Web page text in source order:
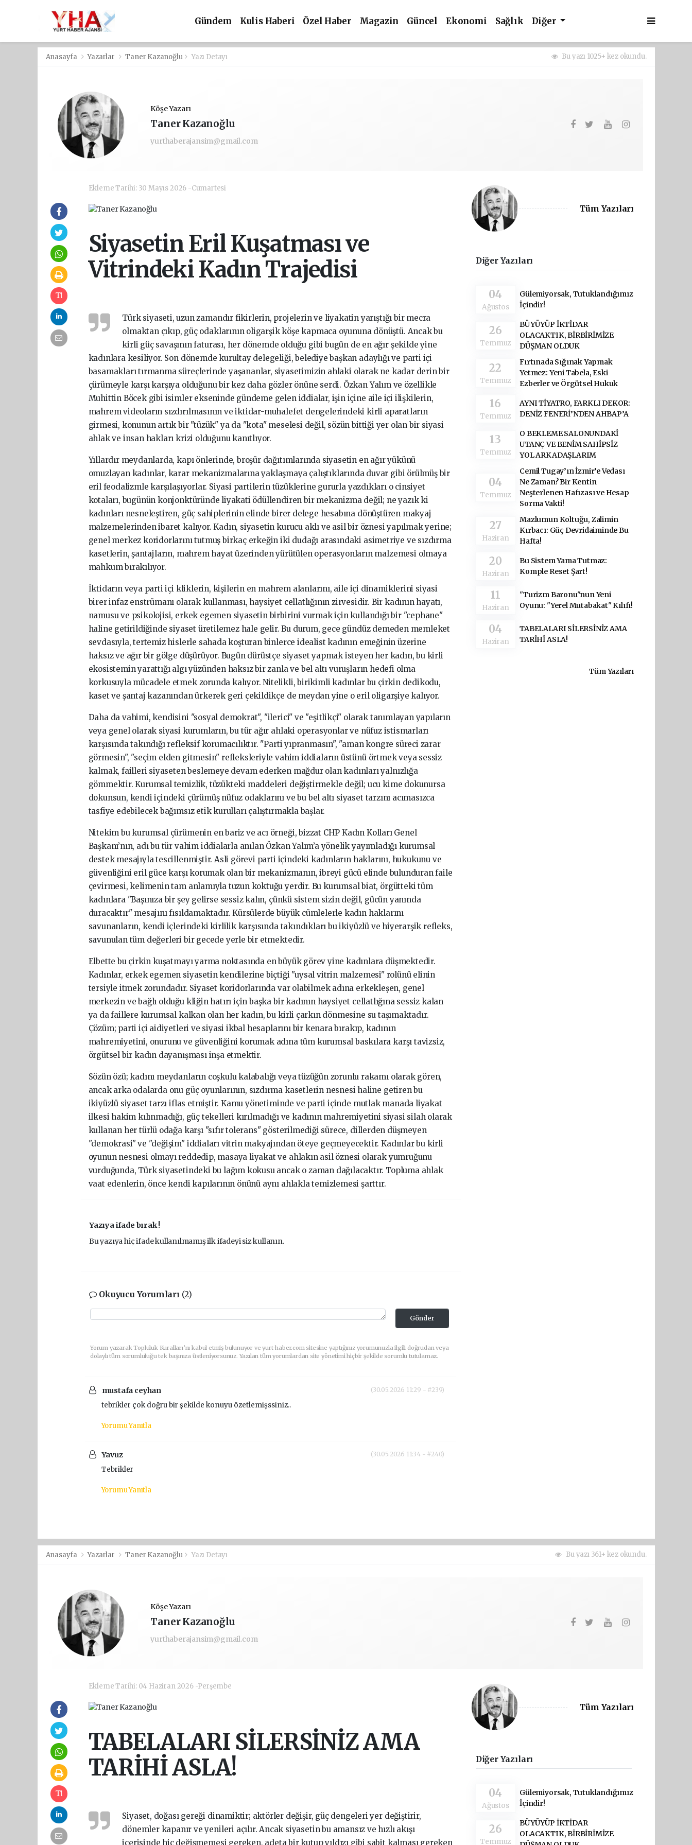
Gündem Kulis Haberi Özel Haber Magazin Güncel Ekonomi Sağlık Diğer
Anasayfa Yazarlar Taner Kazanoğlu Yazı Detayı Bu yazı 1025+ kez okundu.
Köşe Yazarı
Taner Kazanoğlu
yurthaberajansim@gmail.com
Ekleme Tarihi: 30 Mayıs 2026 -Cumartesi
Siyasetin Eril Kuşatması ve
Vitrindeki Kadın Trajedisi
Türk siyaseti, uzun zamandır fikirlerin, projelerin ve liyakatin yarıştığı bir mecra
olmaktan çıkıp, güç odaklarının oligarşik köşe kapmaca oyununa dönüştü. Ancak bu
kirli güç savaşının faturası, her dönemde olduğu gibi bugün de en ağır şekilde yine
kadınlara kesiliyor. Son dönemde kurultay delegeliği, belediye başkan adaylığı ve parti içi
basamakları tırmanma süreçlerinde yaşananlar, siyasetimizin ahlaki olarak ne kadar derin bir
çürümeyle karşı karşıya olduğunu bir kez daha gözler önüne serdi. Özkan Yalım ve özellikle
Muhittin Böcek gibi isimler ekseninde gündeme gelen iddialar, işin içine aile içi ilişkilerin,
mahrem videoların sızdırılmasının ve iktidar-muhalefet dengelerindeki kirli aparatların
girmesi, konunun artık bir "tüzük" ya da "kota" meselesi değil, sözün bittiği yer olan bir siyasi
ahlak ve insan hakları krizi olduğunu kanıtlıyor.
Yıllardır meydanlarda, kapı önlerinde, broşür dağıtımlarında siyasetin en ağır yükünü
omuzlayan kadınlar, karar mekanizmalarına yaklaşmaya çalıştıklarında duvar gibi örülmüş bir
eril feodalizmle karşılaşıyorlar. Siyasi partilerin tüzüklerine gururla yazdıkları o cinsiyet
kotaları, bugünün konjonktüründe liyakati ödüllendiren bir mekanizma değil; ne yazık ki
kadınları nesneleştiren, güç sahiplerinin elinde birer delege hesabına dönüştüren makyaj
malzemelerinden ibaret kalıyor. Kadın, siyasetin kurucu aklı ve asil bir öznesi yapılmak yerine;
genel merkez koridorlarını tutmuş birkaç erkeğin iki dudağı arasındaki asimetriye ve sızdırma
kasetlerin, şantajların, mahrem hayat üzerinden yürütülen operasyonların malzemesi olmaya
mahkum bırakılıyor.
İktidarın veya parti içi kliklerin, kişilerin en mahrem alanlarını, aile içi dinamiklerini siyasi
birer infaz enstrümanı olarak kullanması, haysiyet cellatlığının zirvesidir. Bir kadının hayatı,
namusu ve psikolojisi, erkek egemen siyasetin birbirini vurmak için kullandığı bir "cephane"
haline getirildiğinde siyaset üretilemez hale gelir. Bu durum, gece gündüz demeden memleket
sevdasıyla, tertemiz hislerle sahada koşturan binlerce idealist kadının emeğinin üzerine
haksız ve ağır bir gölge düşürüyor. Bugün dürüstçe siyaset yapmak isteyen her kadın, bu kirli
ekosistemin yarattığı algı yüzünden haksız bir zanla ve bel altı vuruşların hedefi olma
korkusuyla mücadele etmek zorunda kalıyor. Nitelikli, birikimli kadınlar bu çirkin dedikodu,
kaset ve şantaj kazanından ürkerek geri çekildikçe de meydan yine o eril oligarşiye kalıyor.
Daha da vahimi, kendisini "sosyal demokrat", "ilerici" ve "eşitlikçi" olarak tanımlayan yapıların
veya genel olarak siyasi kurumların, bu tür ağır ahlaki operasyonlar ve nüfuz istismarları
karşısında takındığı refleksif korumacılıktır. "Parti yıpranmasın", "aman kongre süreci zarar
görmesin", "seçim elden gitmesin" refleksleriyle vahim iddiaların üstünü örtmek veya sessiz
kalmak, failleri siyaseten beslemeye devam ederken mağdur olan kadınları yalnızlığa
gömmektir. Kurumsal temizlik, tüzükteki maddeleri değiştirmekle değil; ucu kime dokunursa
dokunsun, kendi içindeki çürümüş nüfuz odaklarını ve bu bel altı siyaset tarzını acımasızca
tasfiye edebilecek bağımsız etik kurulları çalıştırmakla başlar.
Nitekim bu kurumsal çürümenin en bariz ve acı örneği, bizzat CHP Kadın Kolları Genel
Başkanı’nın, adı bu tür vahim iddialarla anılan Özkan Yalım’a yönelik yayımladığı kurumsal
destek mesajıyla tescillenmiştir. Asli görevi parti içindeki kadınların haklarını, hukukunu ve
güvenliğini eril güce karşı korumak olan bir mekanizmanın, ibreyi gücü elinde bulunduran faile
çevirmesi, kelimenin tam anlamıyla tuzun koktuğu yerdir. Bu kurumsal biat, örgütteki tüm
kadınlara "Başınıza bir şey gelirse sessiz kalın, çünkü sistem sizin değil, gücün yanında
duracaktır" mesajını fısıldamaktadır. Kürsülerde büyük cümlelerle kadın haklarını
savunanların, kendi içlerindeki kirlilik karşısında takındıkları bu ikiyüzlü ve hiyerarşik refleks,
savunulan tüm değerleri bir gecede yerle bir etmektedir.
Elbette bu çirkin kuşatmayı yarma noktasında en büyük görev yine kadınlara düşmektedir.
Kadınlar, erkek egemen siyasetin kendilerine biçtiği "uysal vitrin malzemesi" rolünü elinin
tersiyle itmek zorundadır. Siyaset koridorlarında var olabilmek adına erkekleşen, genel
merkezin ve bağlı olduğu kliğin hatırı için başka bir kadının haysiyet cellatlığına sessiz kalan
ya da faillere kurumsal kalkan olan her kadın, bu kirli çarkın dönmesine su taşımaktadır.
Çözüm; parti içi aidiyetleri ve siyasi ikbal hesaplarını bir kenara bırakıp, kadının
mahremiyetini, onurunu ve güvenliğini korumak adına tüm kurumsal baskılara karşı tavizsiz,
örgütsel bir kadın dayanışması inşa etmektir.
Sözün özü; kadını meydanların coşkulu kalabalığı veya tüzüğün zorunlu rakamı olarak gören,
ancak arka odalarda onu güç oyunlarının, sızdırma kasetlerin nesnesi haline getiren bu
ikiyüzlü siyaset tarzı iflas etmiştir. Kamu yönetiminde ve parti içinde mutlak manada liyakat
ilkesi hakim kılınmadığı, güç tekelleri kırılmadığı ve kadının mahremiyetini siyasi silah olarak
kullanan her türlü odağa karşı "sıfır tolerans" gösterilmediği sürece, dillerden düşmeyen
"demokrasi" ve "değişim" iddiaları vitrin makyajından öteye geçmeyecektir. Kadınlar bu kirli
oyunun nesnesi olmayı reddedip, masaya liyakat ve ahlakın asil öznesi olarak yumruğunu
vurduğunda, Türk siyasetindeki bu lağım kokusu ancak o zaman dağılacaktır. Topluma ahlak
vaat edenlerin, önce kendi kapılarının önünü aynı ahlakla temizlemesi şarttır.
Yazıya ifade bırak !
Bu yazıya hiç ifade kullanılmamış ilk ifadeyi siz kullanın.
Okuyucu Yorumları (2)
Gönder
Yorum yazarak Topluluk Kuralları’nı kabul etmiş bulunuyor ve yurt-haber.com sitesine yaptığınız yorumunuzla ilgili doğrudan veya
dolaylı tüm sorumluluğu tek başınıza üstleniyorsunuz. Yazılan tüm yorumlardan site yönetimi hiçbir şekilde sorumlu tutulamaz.
mustafa ceyhan (30.05.2026 11:29 - #239)
tebrikler çok doğru bir şekilde konuyu özetlemişssiniz..
Yorumu Yanıtla
Yavuz (30.05.2026 11:34 - #240)
Tebrikler
Yorumu Yanıtla
Tüm Yazıları
Diğer Yazıları
04
Ağustos
Gülemiyorsak, Tutuklandığımız
İçindir!
26
Temmuz
BÜYÜYÜP İKTİDAR
OLACAKTIK, BİRBİRİMİZE
DÜŞMAN OLDUK
22
Temmuz
Fırtınada Sığınak Yapmak
Yetmez: Yeni Tabela, Eski
Ezberler ve Örgütsel Hukuk
16
Temmuz
AYNI TİYATRO, FARKLI DEKOR:
DENİZ FENERİ’NDEN AHBAP’A
13
Temmuz
O BEKLEME SALONUNDAKİ
UTANÇ VE BENİM SAHİPSİZ
YOL ARKADAŞLARIM
04
Temmuz
Cemil Tugay’ın İzmir’e Vedası
Ne Zaman? Bir Kentin
Neşterlenen Hafızası ve Hesap
Sorma Vakti!
27
Haziran
Mazlumun Koltuğu, Zalimin
Kırbacı: Güç Devridaiminde Bu
Hafta!
20
Haziran
Bu Sistem Yama Tutmaz:
Komple Reset Şart!
11
Haziran
"Turizm Baronu"nun Yeni
Oyunu: "Yerel Mutabakat" Kılıfı!
04
Haziran
TABELALARI SİLERSİNİZ AMA
TARİHİ ASLA!
Tüm Yazıları
Anasayfa Yazarlar Taner Kazanoğlu Yazı Detayı Bu yazı 361+ kez okundu.
Köşe Yazarı
Taner Kazanoğlu
yurthaberajansim@gmail.com
Ekleme Tarihi: 04 Haziran 2026 -Perşembe
TABELALARI SİLERSİNİZ AMA
TARİHİ ASLA!
Siyaset, doğası gereği dinamiktir; aktörler değişir, güç dengeleri yer değiştirir,
dönemler kapanır ve yenileri açılır. Ancak siyasetin bu amansız ve hızlı akışı
içerisinde hiç değişmemesi gereken, adeta bir kutup yıldızı gibi sabit kalması gereken
Tüm Yazıları
Diğer Yazıları
04
Ağustos
Gülemiyorsak, Tutuklandığımız
İçindir!
26
Temmuz
BÜYÜYÜP İKTİDAR
OLACAKTIK, BİRBİRİMİZE